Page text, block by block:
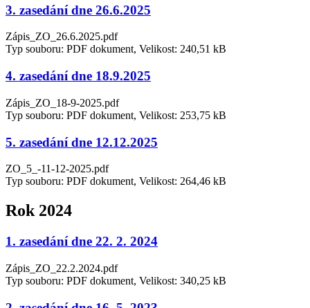
3. zasedání dne 26.6.2025
Zápis_ZO_26.6.2025.pdf
Typ souboru: PDF dokument, Velikost: 240,51 kB
4. zasedání dne 18.9.2025
Zápis_ZO_18-9-2025.pdf
Typ souboru: PDF dokument, Velikost: 253,75 kB
5. zasedání dne 12.12.2025
ZO_5_-11-12-2025.pdf
Typ souboru: PDF dokument, Velikost: 264,46 kB
Rok 2024
1. zasedání dne 22. 2. 2024
Zápis_ZO_22.2.2024.pdf
Typ souboru: PDF dokument, Velikost: 340,25 kB